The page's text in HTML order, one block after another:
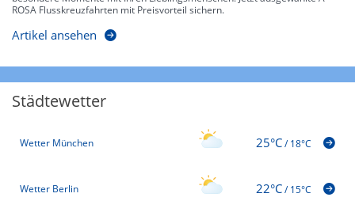
ROSA Flusskreuzfahrten mit Preisvorteil sichern.
Artikel ansehen
Städtewetter
Wetter München 25°C/18°C
Wetter Berlin 22°C/15°C